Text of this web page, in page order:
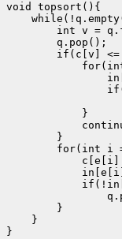
void topsort(){
int v =
        q.pop();
if(c[v] <=
            }
        }
for(int i
        }
    }
}